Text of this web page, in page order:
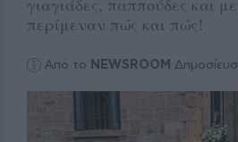
γιαγιάδες, παππούδες και
περίμεναν πώς και πώς!
Από το NEWSROOM